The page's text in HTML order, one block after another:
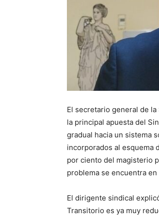
El secretario general de
la principal apuesta del
gradual hacia un sistema
incorporados al esquema
por ciento del magisterio
problema se encuentra
El dirigente sindical
Transitorio es ya muy